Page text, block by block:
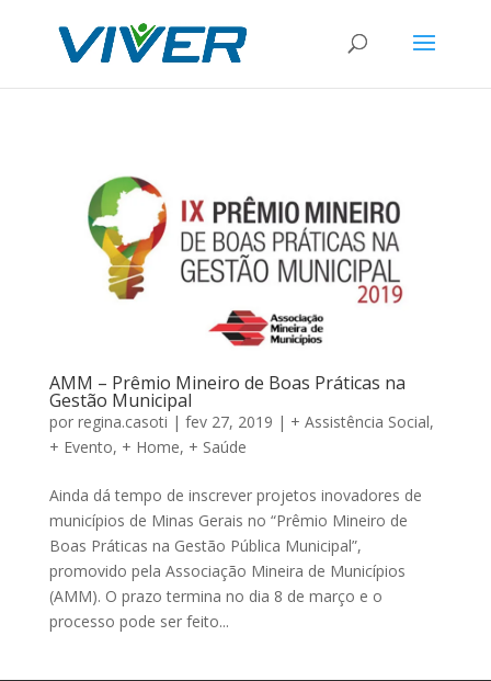
AMM – Prêmio Mineiro de Boas Práticas na
Gestão Municipal
por regina.casoti | fev 27, 2019 | + Assistência Social,
+ Evento, + Home, + Saúde
Ainda dá tempo de inscrever projetos inovadores de
municípios de Minas Gerais no “Prêmio Mineiro de
Boas Práticas na Gestão Pública Municipal”,
promovido pela Associação Mineira de Municípios
(AMM). O prazo termina no dia 8 de março e o
processo pode ser feito...